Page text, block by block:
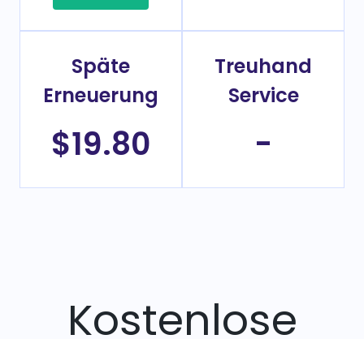
Späte
Erneuerung
$19.80
Treuhand
Service
-
Kostenlose